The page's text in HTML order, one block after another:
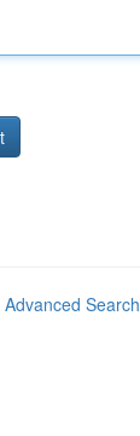
Advanced Search